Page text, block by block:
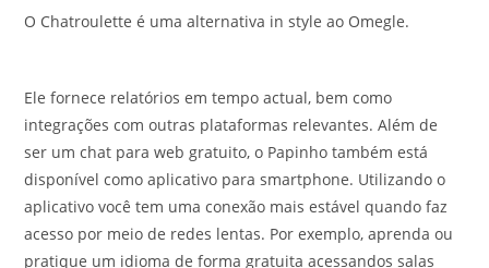
O Chatroulette é uma alternativa in style ao Omegle.
Ele fornece relatórios em tempo actual, bem como
integrações com outras plataformas relevantes. Além de
ser um chat para web gratuito, o Papinho também está
disponível como aplicativo para smartphone. Utilizando o
aplicativo você tem uma conexão mais estável quando faz
acesso por meio de redes lentas. Por exemplo, aprenda ou
pratique um idioma de forma gratuita acessandos salas